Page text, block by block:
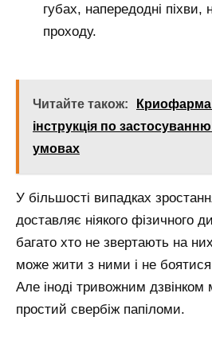
губах, напередодні піхви,
проходу.
Читайте також:
Криофарма
інструкція по
умовах
У більшості випадках
доставляє ніякого фізичного
багато хто не звертають на
може жити з ними і не боятися
Але іноді тривожним
простий свербіж папіломи.